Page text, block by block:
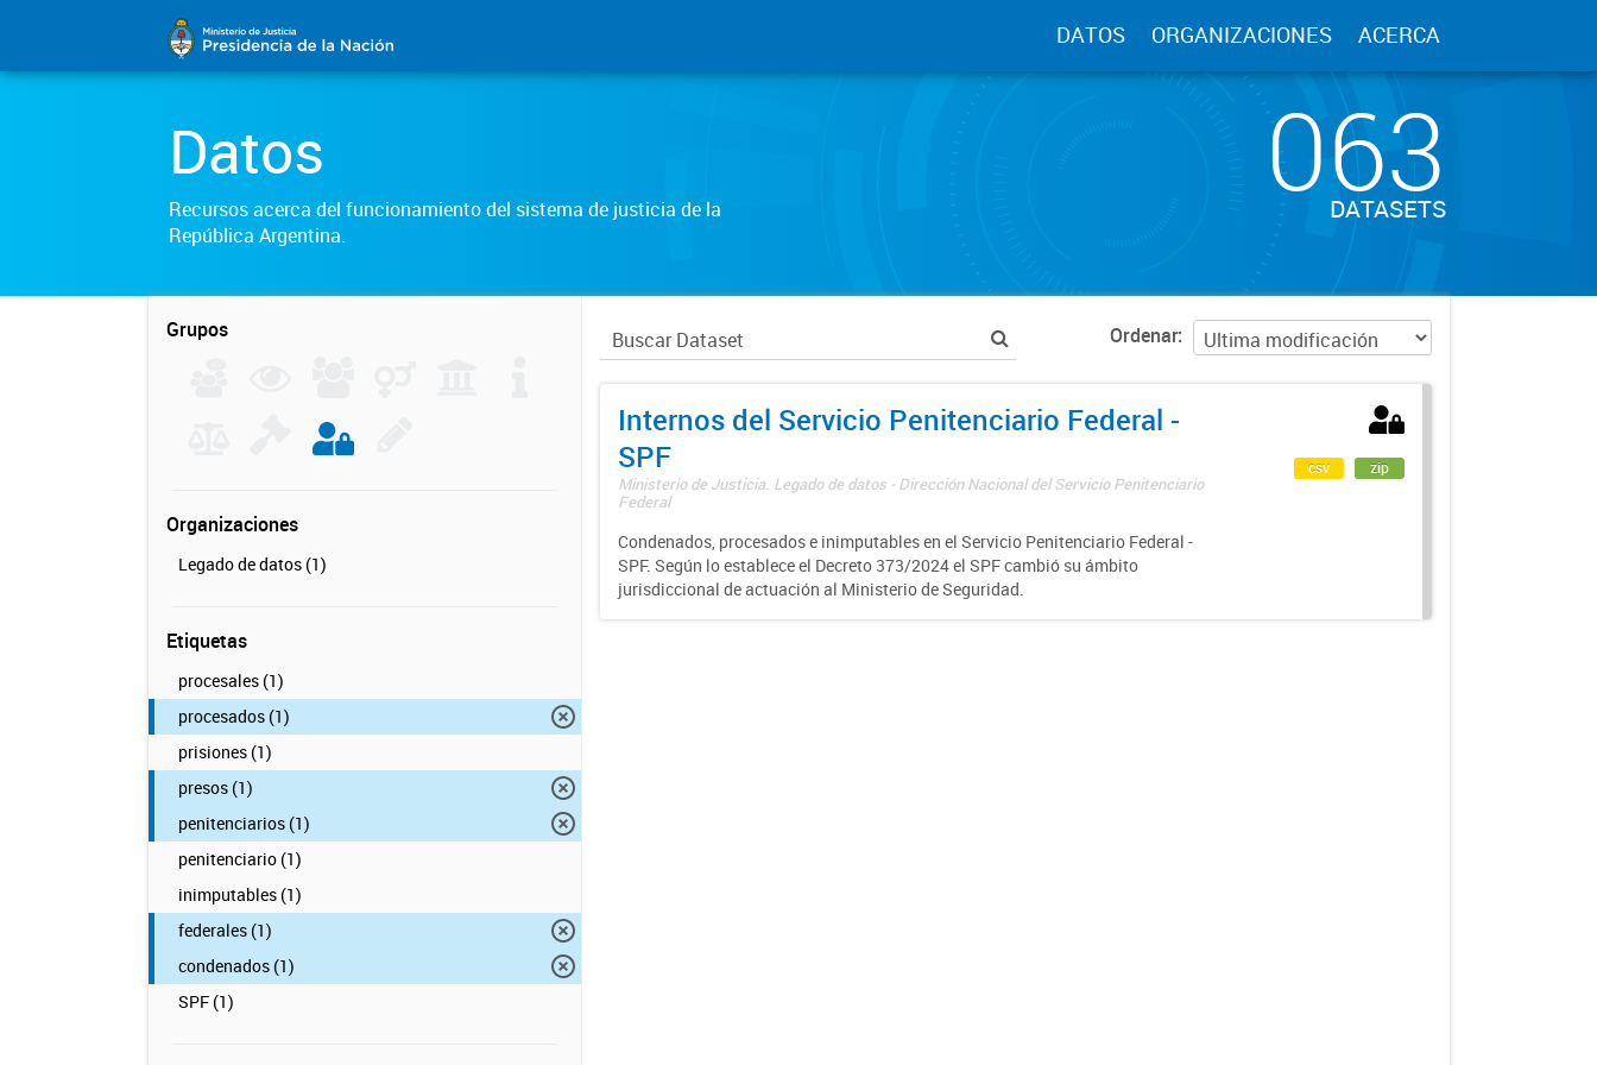
DATOS ORGANIZACIONES ACERCA
Datos
Recursos acerca del funcionamiento del sistema de justicia de la
República Argentina.
063
DATASETS
Grupos
Organizaciones
Legado de datos (1)
Etiquetas
procesales (1)
procesados (1)
prisiones (1)
presos (1)
penitenciarios (1)
penitenciario (1)
inimputables (1)
federales (1)
condenados (1)
SPF (1)
Ordenar
Internos del Servicio Penitenciario Federal -
SPF
Ministerio de Justicia. Legado de datos - Dirección Nacional del Servicio Penitenciario
Federal
Condenados, procesados e inimputables en el Servicio Penitenciario Federal -
SPF. Según lo establece el Decreto 373/2024 el SPF cambió su ámbito
jurisdiccional de actuación al Ministerio de Seguridad.
csv zip